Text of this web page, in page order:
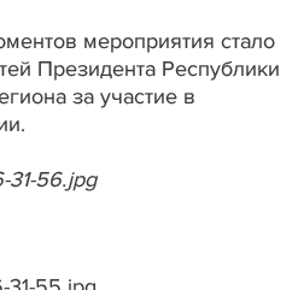
мероприятия стало
Президента Республики
за участие в